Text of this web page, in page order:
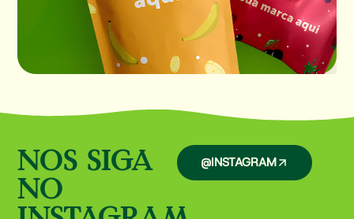
NOS SIGA
NO
@INSTAGRAM